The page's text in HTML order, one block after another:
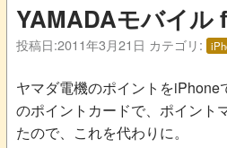
YAMADAモバイル
投稿日:2011年3月21日 カテゴリ:
ヤマダ電機のポイントをiPhone
のポイントカードで、ポイント
たので、これを代わりに。